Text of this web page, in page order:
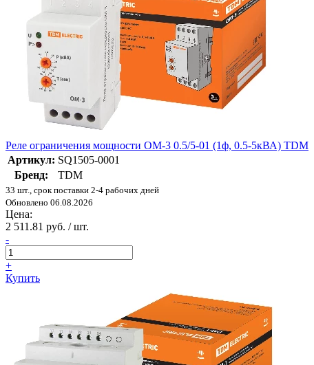
Реле ограничения мощности ОМ-3 0.5/5-01 (1ф, 0.5-5кВА) TDM
Артикул: SQ1505-0001
Бренд:
TDM
33 шт., срок поставки 2-4 рабочих дней
Обновлено 06.08.2026
Цена:
2 511.81 руб. / шт.
-
+
Купить